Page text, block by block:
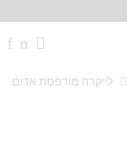
לייקרה מודפסת אדום